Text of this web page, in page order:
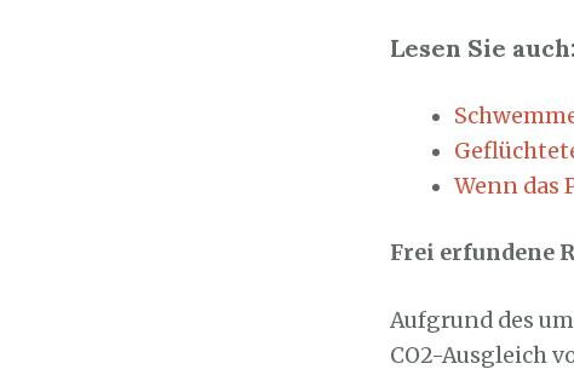
Lesen Sie auch:
Wenn das
Frei erfundene
Aufgrund des
CO2-Ausgleich